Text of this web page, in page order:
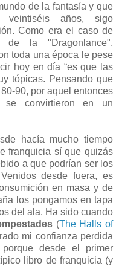
de la fantasía y que
años, sigo
Como era el caso de
de la "Dragonlance",
toda una época le pese
hoy en día “es que las
tópicas. Pensando que
90, por aquel entonces
se convirtieron en un
hacía mucho tiempo
franquicia sí que quizás
a que podrían ser los
Venidos desde fuera, es
en masa y de
los pongamos en tapa
del ala. Ha sido cuando
(The Halls of
mi confianza perdida
desde el primer
libro de franquicia (y